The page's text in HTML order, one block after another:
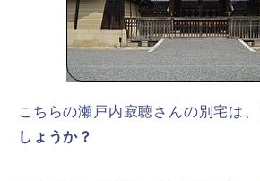
こちらの瀬戸内寂聴さんの別宅は、
しょうか？